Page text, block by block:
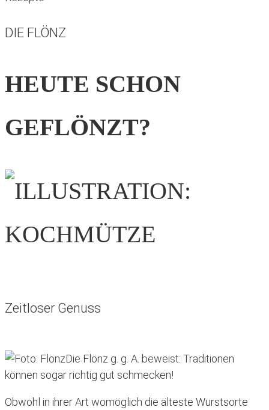
DIE FLÖNZ
HEUTE SCHON
GEFLÖNZT?
Zeitloser Genuss
Die Flönz g. g. A. beweist: Traditionen
können sogar richtig gut schmecken!
Obwohl in ihrer Art womöglich die älteste Wurstsorte